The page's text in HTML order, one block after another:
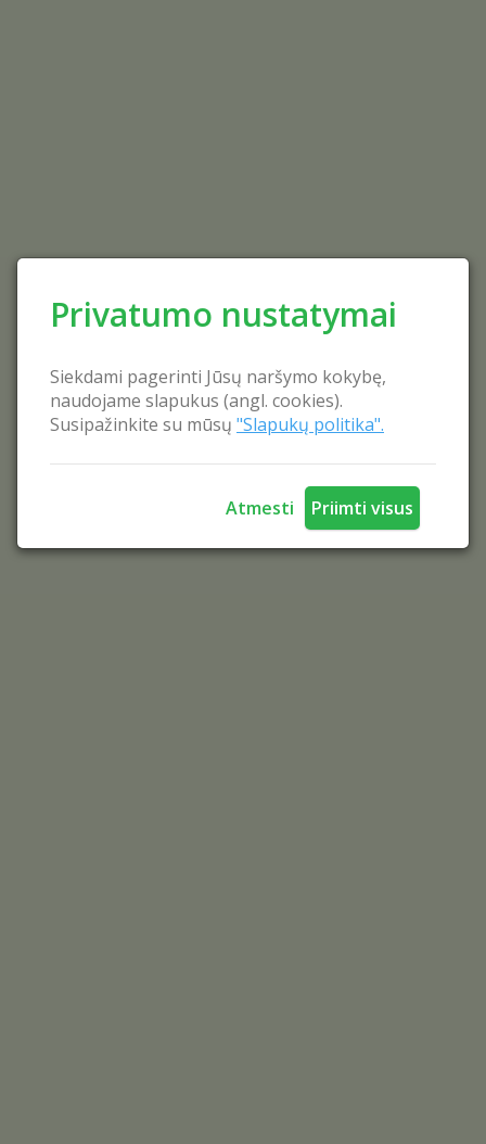
Privatumo nustatymai
Siekdami pagerinti Jūsų naršymo kokybę,
naudojame slapukus (angl. cookies).
Susipažinkite su mūsų "Slapukų politika".
Atmesti Priimti visus